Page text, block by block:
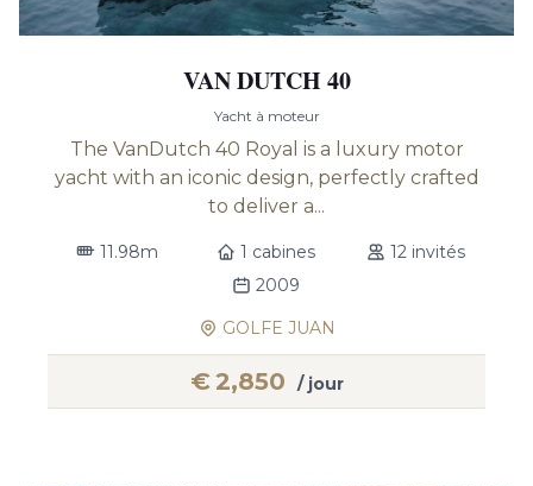
VAN DUTCH 40
Yacht à moteur
The VanDutch 40 Royal is a luxury motor
yacht with an iconic design, perfectly crafted
to deliver a...
11.98m 1 cabines
12 invités
2009
GOLFE JUAN
€2,850 / jour